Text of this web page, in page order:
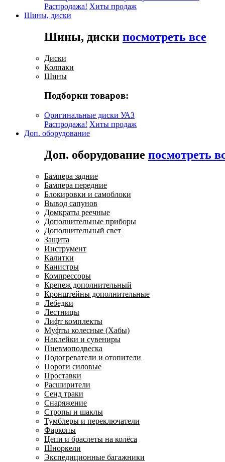
Распродажа! Хиты продаж
Шины, диски
Шины, диски посмотреть все
Диски
Колпаки
Шины
Подборки товаров:
Оригинальные диски УАЗ
Распродажа! Хиты продаж
Доп. оборудование
Доп. оборудование посмотреть
Бампера задние
Бампера передние
Блокировки и самоблоки
Вывод сапунов
Домкраты реечные
Дополнительные приборы
Дополнительный свет
Защита
Инструмент
Калитки
Канистры
Компрессоры
Крепеж дополнительный
Кронштейны дополнительные
Лебедки
Лестницы
Лифт комплекты
Муфты колесные (Хабы)
Наклейки и сувениры
Пневмоподвеска
Подогреватели и отопители
Пороги силовые
Проставки
Расширители
Сенд траки
Снаряжение
Стропы и шаклы
Тумблеры и переключатели
Фаркопы
Цепи и браслеты на колёса
Шноркели
Экспедиционные багажники